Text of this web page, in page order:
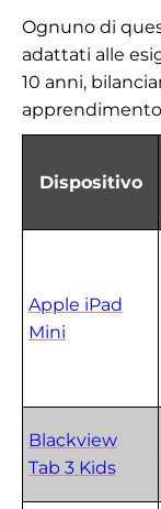
Ognuno di
adattati alle
10 anni,
Dispositivo
Apple iPad
Mini
Blackview
Tab 3 Kids